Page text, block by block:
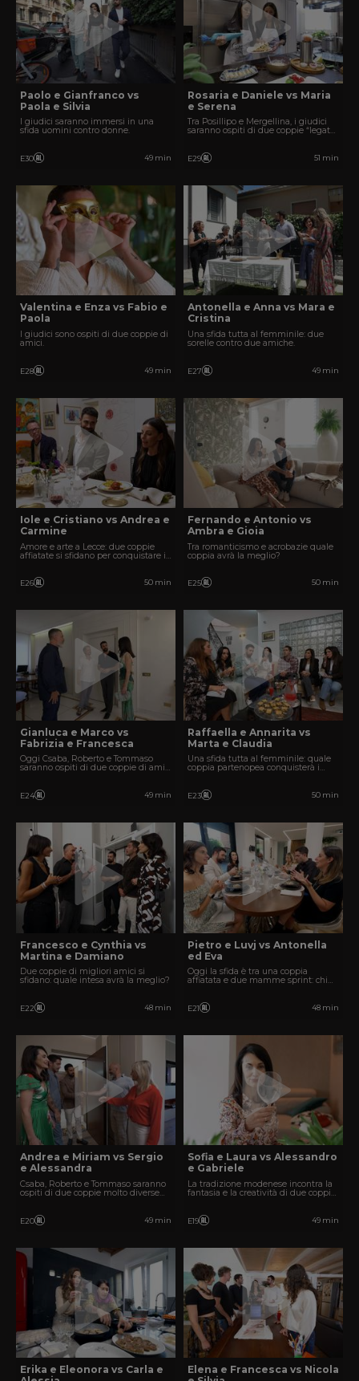
Paolo e Gianfranco vs
Paola e Silvia
I giudici saranno immersi in una
sfida uomini contro donne.
E30 49 min
Rosaria e Daniele vs Maria
e Serena
Tra Posillipo e Mergellina, i giudici
saranno ospiti di due coppie “legate”
E29 51 min
Valentina e Enza vs Fabio e
Paola
I giudici sono ospiti di due coppie di
amici.
E28 49 min
Antonella e Anna vs Mara e
Cristina
Una sfida tutta al femminile: due
sorelle contro due amiche.
E27 49 min
Iole e Cristiano vs Andrea e
Carmine
Amore e arte a Lecce: due coppie
affiatate si sfidano per conquistare i
E26 50 min
Fernando e Antonio vs
Ambra e Gioia
Tra romanticismo e acrobazie quale
coppia avrà la meglio?
E25 50 min
Gianluca e Marco vs
Fabrizia e Francesca
Oggi Csaba, Roberto e Tommaso
saranno ospiti di due coppie di amici
E24 49 min
Raffaella e Annarita vs
Marta e Claudia
Una sfida tutta al femminile: quale
coppia partenopea conquisterà i
E23 50 min
Francesco e Cynthia vs
Martina e Damiano
Due coppie di migliori amici si
sfidano: quale intesa avrà la meglio?
E22 48 min
Pietro e Luvj vs Antonella
ed Eva
Oggi la sfida è tra una coppia
affiatata e due mamme sprint: chi
E21 48 min
Andrea e Miriam vs Sergio
e Alessandra
Csaba, Roberto e Tommaso saranno
ospiti di due coppie molto diverse
E20 49 min
Sofia e Laura vs Alessandro
e Gabriele
La tradizione modenese incontra la
fantasia e la creatività di due coppie
E19 49 min
Erika e Eleonora vs Carla e
Elena e Francesca vs Nicola